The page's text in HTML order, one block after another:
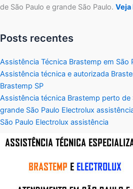
de São Paulo e grande São Paulo. Veja
Posts recentes
Assistência Técnica Brastemp em São
Assistência técnica e autorizada
Brastemp SP
Assistência técnica Brastemp perto de
grande São Paulo Electrolux
São Paulo Electrolux assistência